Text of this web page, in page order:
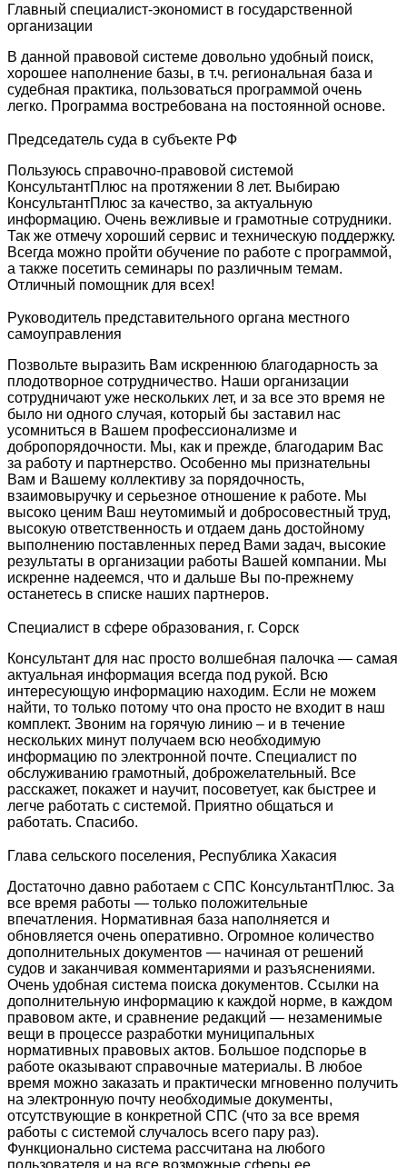
Главный специалист-экономист в государственной
организации
В данной правовой системе довольно удобный поиск,
хорошее наполнение базы, в т.ч. региональная база и
судебная практика, пользоваться программой очень
легко. Программа востребована на постоянной основе.
Председатель суда в субъекте РФ
Пользуюсь справочно-правовой системой
КонсультантПлюс на протяжении 8 лет. Выбираю
КонсультантПлюс за качество, за актуальную
информацию. Очень вежливые и грамотные сотрудники.
Так же отмечу хороший сервис и техническую поддержку.
Всегда можно пройти обучение по работе с программой,
а также посетить семинары по различным темам.
Отличный помощник для всех!
Руководитель представительного органа местного
самоуправления
Позвольте выразить Вам искреннюю благодарность за
плодотворное сотрудничество. Наши организации
сотрудничают уже нескольких лет, и за все это время не
было ни одного случая, который бы заставил нас
усомниться в Вашем профессионализме и
добропорядочности. Мы, как и прежде, благодарим Вас
за работу и партнерство. Особенно мы признательны
Вам и Вашему коллективу за порядочность,
взаимовыручку и серьезное отношение к работе. Мы
высоко ценим Ваш неутомимый и добросовестный труд,
высокую ответственность и отдаем дань достойному
выполнению поставленных перед Вами задач, высокие
результаты в организации работы Вашей компании. Мы
искренне надеемся, что и дальше Вы по-прежнему
останетесь в списке наших партнеров.
Специалист в сфере образования, г. Сорск
Консультант для нас просто волшебная палочка — самая
актуальная информация всегда под рукой. Всю
интересующую информацию находим. Если не можем
найти, то только потому что она просто не входит в наш
комплект. Звоним на горячую линию – и в течение
нескольких минут получаем всю необходимую
информацию по электронной почте. Специалист по
обслуживанию грамотный, доброжелательный. Все
расскажет, покажет и научит, посоветует, как быстрее и
легче работать с системой. Приятно общаться и
работать. Спасибо.
Глава сельского поселения, Республика Хакасия
Достаточно давно работаем с СПС КонсультантПлюс. За
все время работы — только положительные
впечатления. Нормативная база наполняется и
обновляется очень оперативно. Огромное количество
дополнительных документов — начиная от решений
судов и заканчивая комментариями и разъяснениями.
Очень удобная система поиска документов. Ссылки на
дополнительную информацию к каждой норме, в каждом
правовом акте, и сравнение редакций — незаменимые
вещи в процессе разработки муниципальных
нормативных правовых актов. Большое подспорье в
работе оказывают справочные материалы. В любое
время можно заказать и практически мгновенно получить
на электронную почту необходимые документы,
отсутствующие в конкретной СПС (что за все время
работы с системой случалось всего пару раз).
Функционально система рассчитана на любого
пользователя и на все возможные сферы ее